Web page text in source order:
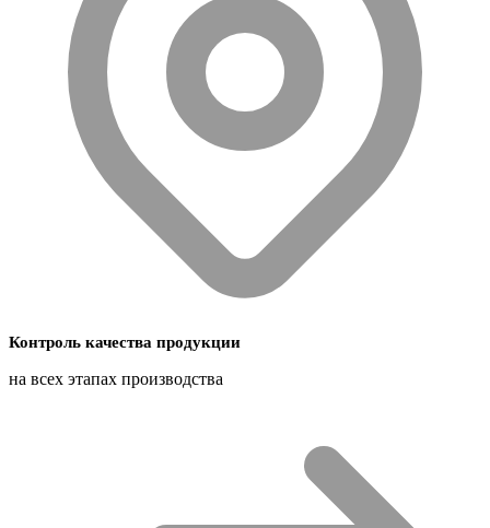
Контроль качества продукции
на всех этапах производства